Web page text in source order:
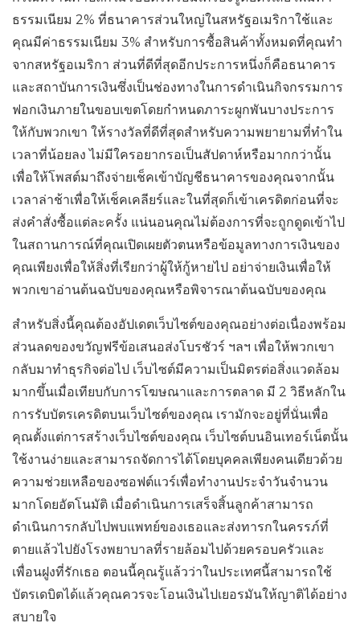
ธรรมเนียม 2% ที่ธนาคารส่วนใหญ่ในสหรัฐอเมริกาใช้และ
คุณมีค่าธรรมเนียม 3% สำหรับการซื้อสินค้าทั้งหมดที่คุณทำ
จากสหรัฐอเมริกา ส่วนที่ดีที่สุดอีกประการหนึ่งก็คือธนาคาร
และสถาบันการเงินซึ่งเป็นช่องทางในการดำเนินกิจกรรมการ
ฟอกเงินภายในขอบเขตโดยกำหนดภาระผูกพันบางประการ
ให้กับพวกเขา ให้รางวัลที่ดีที่สุดสำหรับความพยายามที่ทำใน
เวลาที่น้อยลง ไม่มีใครอยากรอเป็นสัปดาห์หรือมากกว่านั้น
เพื่อให้โพสต์มาถึงจ่ายเช็คเข้าบัญชีธนาคารของคุณจากนั้น
เวลาล่าช้าเพื่อให้เช็คเคลียร์และในที่สุดก็เข้าเครดิตก่อนที่จะ
ส่งคำสั่งซื้อแต่ละครั้ง แน่นอนคุณไม่ต้องการที่จะถูกดูดเข้าไป
ในสถานการณ์ที่คุณเปิดเผยตัวตนหรือข้อมูลทางการเงินของ
คุณเพียงเพื่อให้สิ่งที่เรียกว่าผู้ให้กู้หายไป อย่าจ่ายเงินเพื่อให้
พวกเขาอ่านต้นฉบับของคุณหรือพิจารณาต้นฉบับของคุณ
สำหรับสิ่งนี้คุณต้องอัปเดตเว็บไซต์ของคุณอย่างต่อเนื่องพร้อม
ส่วนลดของขวัญฟรีข้อเสนอส่งโบรชัวร์ ฯลฯ เพื่อให้พวกเขา
กลับมาทำธุรกิจต่อไป เว็บไซต์มีความเป็นมิตรต่อสิ่งแวดล้อม
มากขึ้นเมื่อเทียบกับการโฆษณาและการตลาด มี 2 ​​วิธีหลักใน
การรับบัตรเครดิตบนเว็บไซต์ของคุณ เรามักจะอยู่ที่นั่นเพื่อ
คุณตั้งแต่การสร้างเว็บไซต์ของคุณ เว็บไซต์บนอินเทอร์เน็ตนั้น
ใช้งานง่ายและสามารถจัดการได้โดยบุคคลเพียงคนเดียวด้วย
ความช่วยเหลือของซอฟต์แวร์เพื่อทำงานประจำวันจำนวน
มากโดยอัตโนมัติ เมื่อดำเนินการเสร็จสิ้นลูกค้าสามารถ
ดำเนินการกลับไปพบแพทย์ของเธอและส่งทารกในครรภ์ที่
ตายแล้วไปยังโรงพยาบาลที่รายล้อมไปด้วยครอบครัวและ
เพื่อนฝูงที่รักเธอ ตอนนี้คุณรู้แล้วว่าในประเทศนี้สามารถใช้
บัตรเดบิตได้แล้วคุณควรจะโอนเงินไปเยอรมันให้ญาติได้อย่าง
สบายใจ